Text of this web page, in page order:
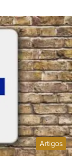
Artigos